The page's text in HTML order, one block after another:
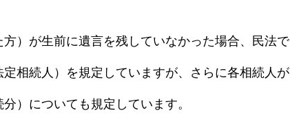
）が生前に遺言を残していなかった場合、民法で
相続人）を規定していますが、さらに各相続人が
）についても規定しています。